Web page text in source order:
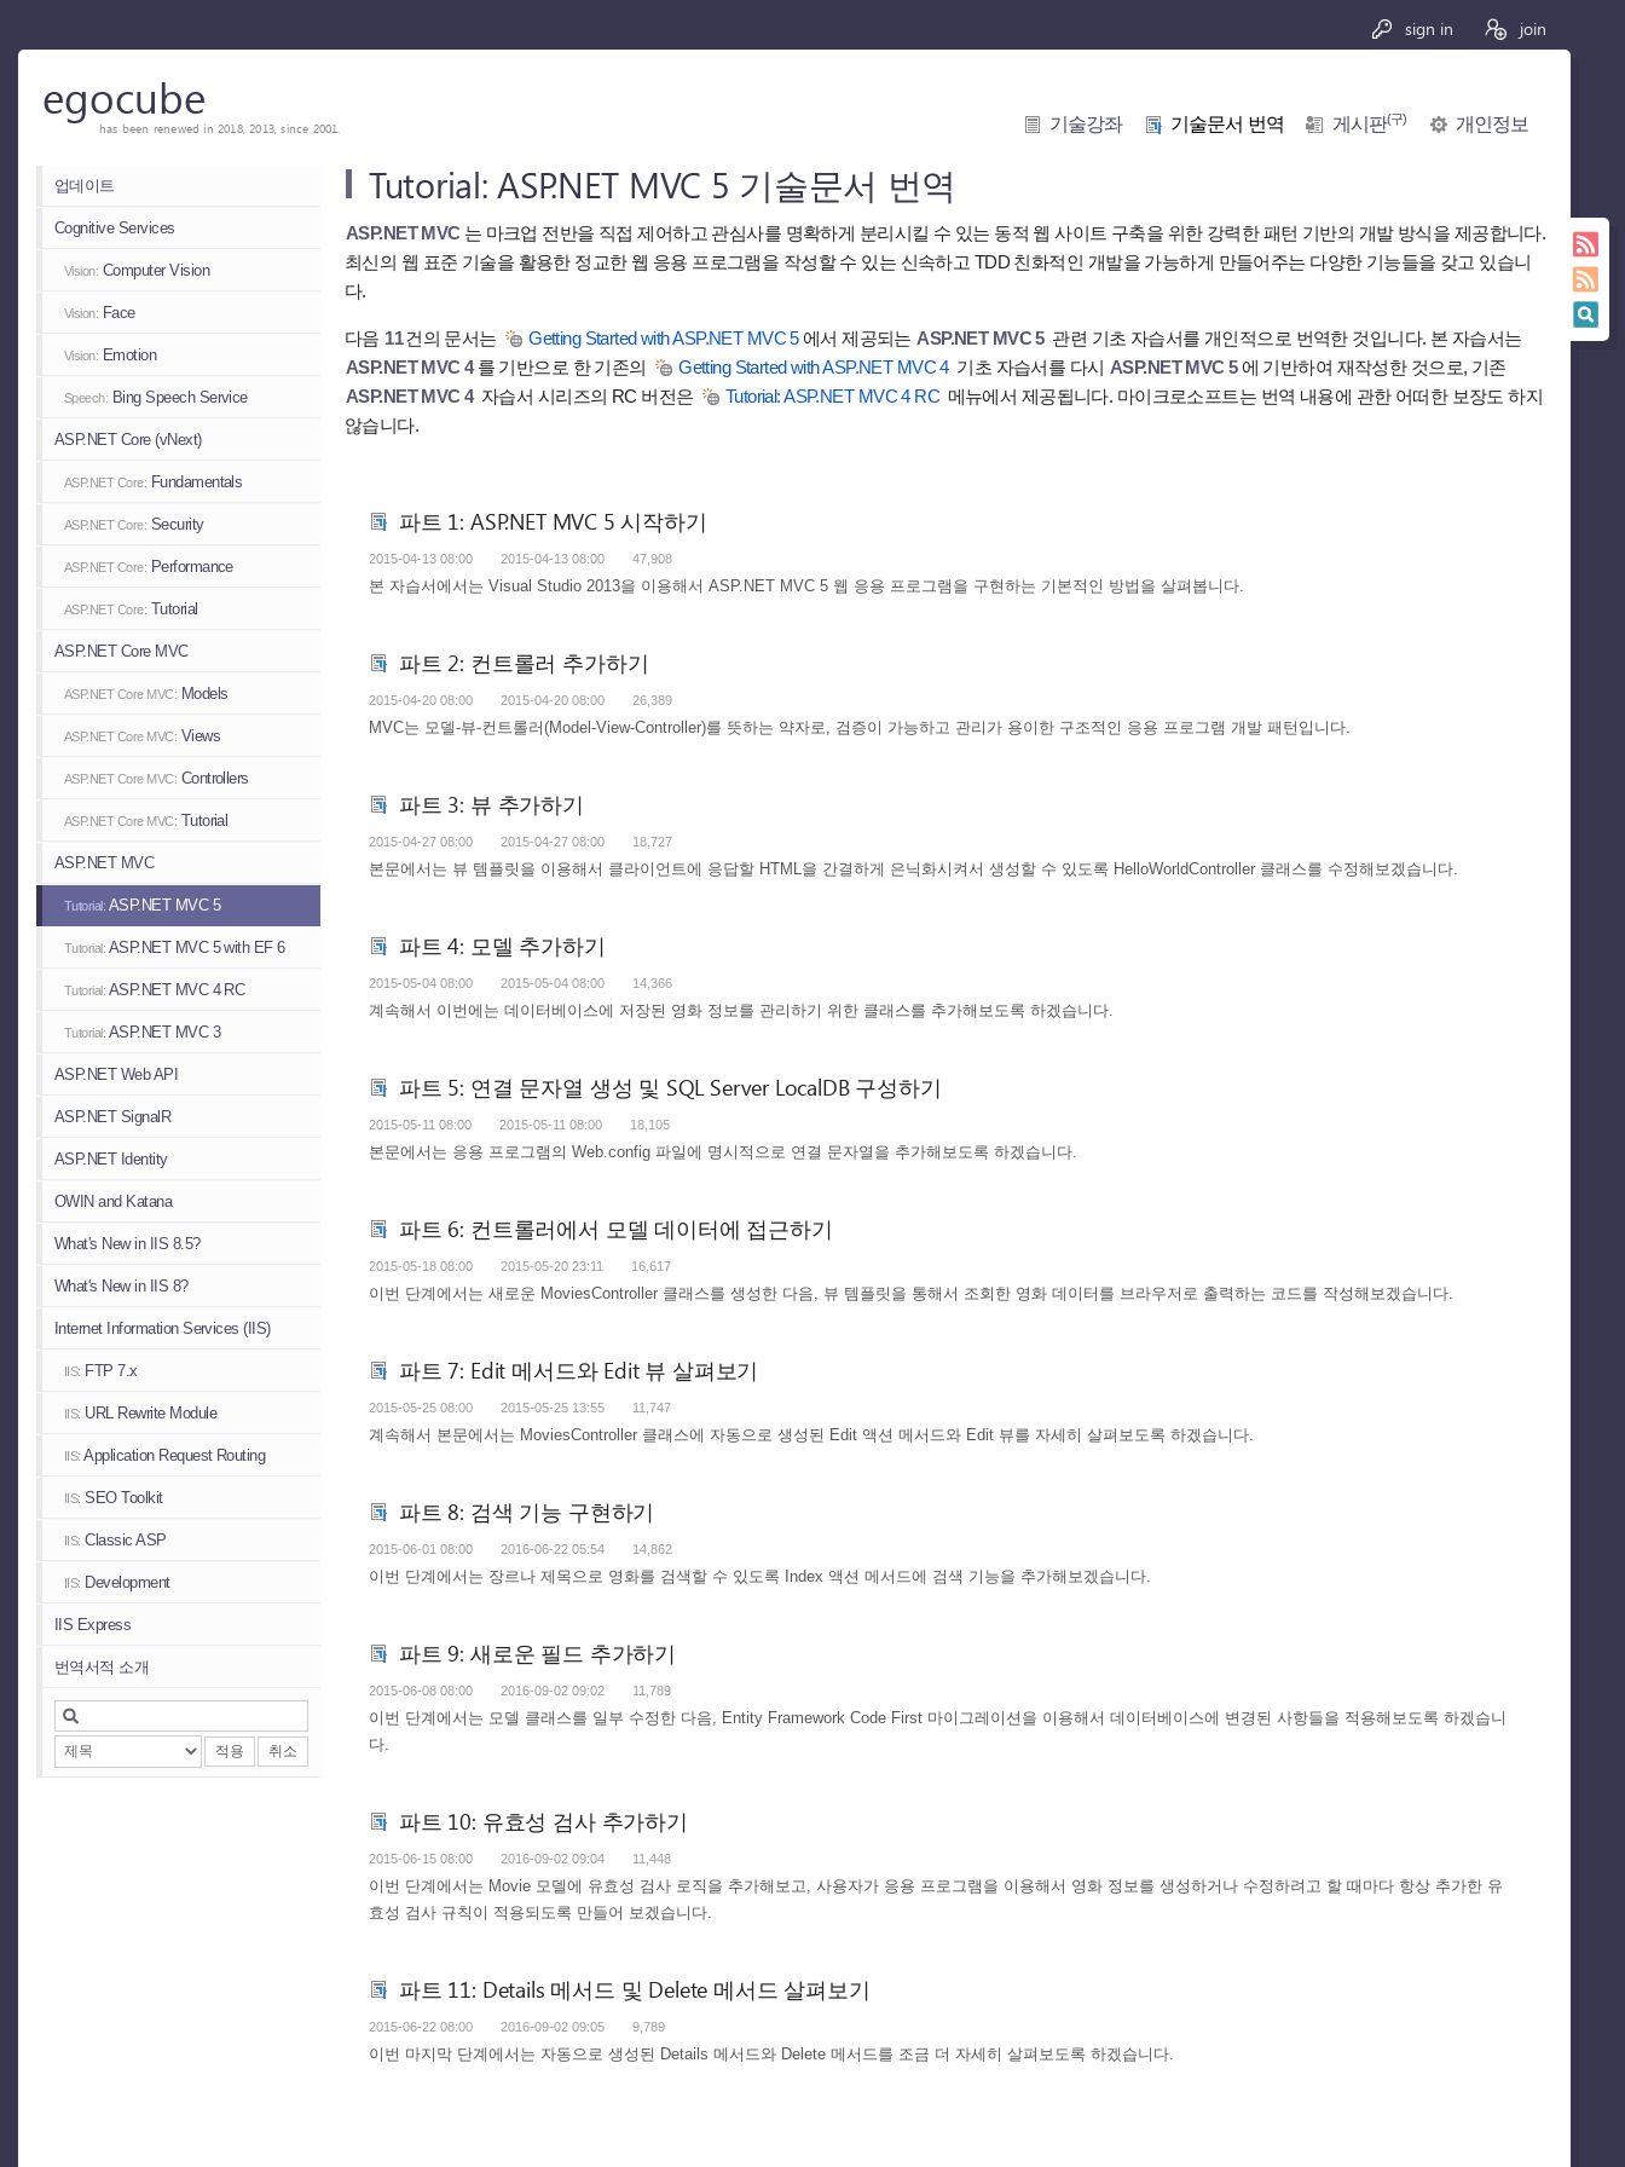
sign in join
egocube
has been renewed in 2018, 2013, since 2001. 기술강좌 기술문서 번역 게시판(구) 개인정보
업데이트
Cognitive Services
Vision: Computer Vision
Vision: Face
Vision: Emotion
Speech: Bing Speech Service
ASP.NET Core (vNext)
ASP.NET Core: Fundamentals
ASP.NET Core: Security
ASP.NET Core: Performance
ASP.NET Core: Tutorial
ASP.NET Core MVC
ASP.NET Core MVC: Models
ASP.NET Core MVC: Views
ASP.NET Core MVC: Controllers
ASP.NET Core MVC: Tutorial
ASP.NET MVC
Tutorial: ASP.NET MVC 5
Tutorial: ASP.NET MVC 5 with EF 6
Tutorial: ASP.NET MVC 4 RC
Tutorial: ASP.NET MVC 3
ASP.NET Web API
ASP.NET SignalR
ASP.NET Identity
OWIN and Katana
What's New in IIS 8.5?
What's New in IIS 8?
Internet Information Services (IIS)
IIS: FTP 7.x
IIS: URL Rewrite Module
IIS: Application Request Routing
IIS: SEO Toolkit
IIS: Classic ASP
IIS: Development
IIS Express
번역서적 소개
적용 취소
Tutorial: ASP.NET MVC 5 기술문서 번역
ASP.NET MVC 는 마크업 전반을 직접 제어하고 관심사를 명확하게 분리시킬 수 있는 동적 웹 사이트 구축을 위한 강력한 패턴 기반의 개발 방식을 제공합니다.
최신의 웹 표준 기술을 활용한 정교한 웹 응용 프로그램을 작성할 수 있는 신속하고 TDD 친화적인 개발을 가능하게 만들어주는 다양한 기능들을 갖고 있습니
다.
다음 11건의 문서는 Getting Started with ASP.NET MVC 5에서 제공되는 ASP.NET MVC 5 관련 기초 자습서를 개인적으로 번역한 것입니다. 본 자습서는
ASP.NET MVC 4 를 기반으로 한 기존의 Getting Started with ASP.NET MVC 4 기초 자습서를 다시 ASP.NET MVC 5 에 기반하여 재작성한 것으로, 기존
ASP.NET MVC 4 자습서 시리즈의 RC 버전은 Tutorial: ASP.NET MVC 4 RC 메뉴에서 제공됩니다. 마이크로소프트는 번역 내용에 관한 어떠한 보장도 하지
않습니다.
파트 1: ASP.NET MVC 5 시작하기
2015-04-13 08:00 2015-04-13 08:00 47,908
본 자습서에서는 Visual Studio 2013을 이용해서 ASP.NET MVC 5 웹 응용 프로그램을 구현하는 기본적인 방법을 살펴봅니다.
파트 2: 컨트롤러 추가하기
2015-04-20 08:00 2015-04-20 08:00 26,389
MVC는 모델-뷰-컨트롤러(Model-View-Controller)를 뜻하는 약자로, 검증이 가능하고 관리가 용이한 구조적인 응용 프로그램 개발 패턴입니다.
파트 3: 뷰 추가하기
2015-04-27 08:00 2015-04-27 08:00 18,727
본문에서는 뷰 템플릿을 이용해서 클라이언트에 응답할 HTML을 간결하게 은닉화시켜서 생성할 수 있도록 HelloWorldController 클래스를 수정해보겠습니다.
파트 4: 모델 추가하기
2015-05-04 08:00 2015-05-04 08:00 14,366
계속해서 이번에는 데이터베이스에 저장된 영화 정보를 관리하기 위한 클래스를 추가해보도록 하겠습니다.
파트 5: 연결 문자열 생성 및 SQL Server LocalDB 구성하기
2015-05-11 08:00 2015-05-11 08:00 18,105
본문에서는 응용 프로그램의 Web.config 파일에 명시적으로 연결 문자열을 추가해보도록 하겠습니다.
파트 6: 컨트롤러에서 모델 데이터에 접근하기
2015-05-18 08:00 2015-05-20 23:11 16,617
이번 단계에서는 새로운 MoviesController 클래스를 생성한 다음, 뷰 템플릿을 통해서 조회한 영화 데이터를 브라우저로 출력하는 코드를 작성해보겠습니다.
파트 7: Edit 메서드와 Edit 뷰 살펴보기
2015-05-25 08:00 2015-05-25 13:55 11,747
계속해서 본문에서는 MoviesController 클래스에 자동으로 생성된 Edit 액션 메서드와 Edit 뷰를 자세히 살펴보도록 하겠습니다.
파트 8: 검색 기능 구현하기
2015-06-01 08:00 2016-06-22 05:54 14,862
이번 단계에서는 장르나 제목으로 영화를 검색할 수 있도록 Index 액션 메서드에 검색 기능을 추가해보겠습니다.
파트 9: 새로운 필드 추가하기
2015-06-08 08:00 2016-09-02 09:02 11,789
이번 단계에서는 모델 클래스를 일부 수정한 다음, Entity Framework Code First 마이그레이션을 이용해서 데이터베이스에 변경된 사항들을 적용해보도록 하겠습니
다.
파트 10: 유효성 검사 추가하기
2015-06-15 08:00 2016-09-02 09:04 11,448
이번 단계에서는 Movie 모델에 유효성 검사 로직을 추가해보고, 사용자가 응용 프로그램을 이용해서 영화 정보를 생성하거나 수정하려고 할 때마다 항상 추가한 유
효성 검사 규칙이 적용되도록 만들어 보겠습니다.
파트 11: Details 메서드 및 Delete 메서드 살펴보기
2015-06-22 08:00 2016-09-02 09:05 9,789
이번 마지막 단계에서는 자동으로 생성된 Details 메서드와 Delete 메서드를 조금 더 자세히 살펴보도록 하겠습니다.